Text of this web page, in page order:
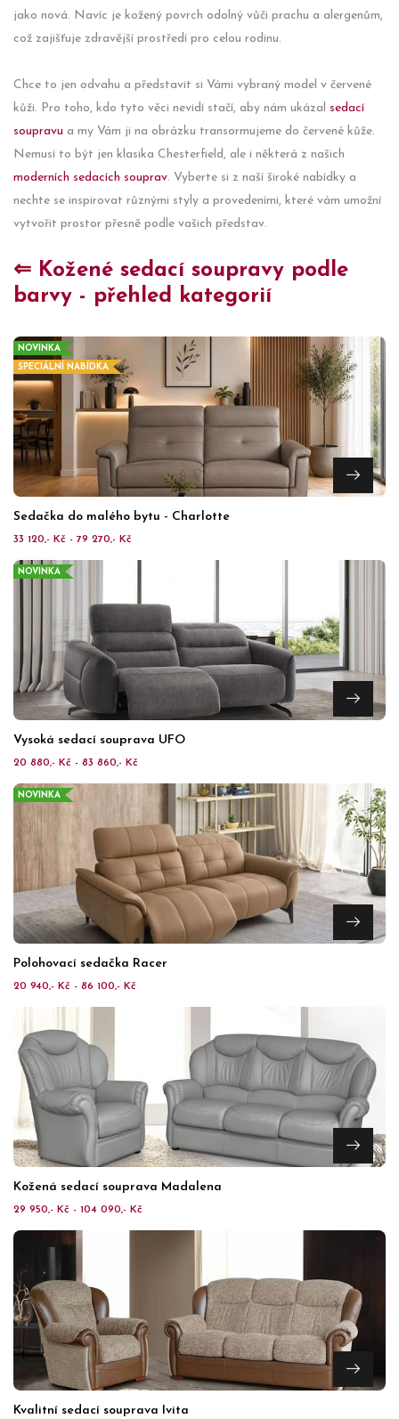
jako nová. Navíc je kožený povrch odolný vůči prachu a alergenům,
což zajišťuje zdravější prostředí pro celou rodinu.
Chce to jen odvahu a představit si Vámi vybraný model v červené
kůži. Pro toho, kdo tyto věci nevidí stačí, aby nám ukázal sedací
soupravu a my Vám ji na obrázku transormujeme do červené kůže.
Nemusí to být jen klasika Chesterfield, ale i některá z našich
moderních sedacích souprav. Vyberte si z naší široké nabídky a
nechte se inspirovat různými styly a provedeními, které vám umožní
vytvořit prostor přesně podle vašich představ.
⇐ Kožené sedací soupravy podle
barvy - přehled kategorií
NOVINKA
SPECIÁLNÍ NABÍDKA
Sedačka do malého bytu - Charlotte
33 120,- Kč - 79 270,- Kč
NOVINKA
Vysoká sedací souprava UFO
20 880,- Kč - 83 860,- Kč
NOVINKA
Polohovací sedačka Racer
20 940,- Kč - 86 100,- Kč
Kožená sedací souprava Madalena
29 950,- Kč - 104 090,- Kč
Kvalitní sedací souprava Ivita